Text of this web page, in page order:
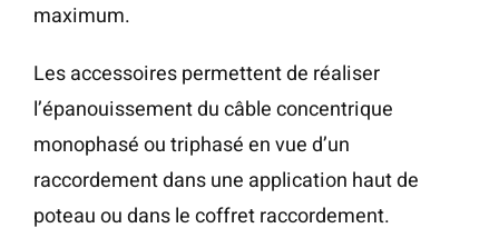
maximum.
Les accessoires permettent de réaliser
l’épanouissement du câble concentrique
monophasé ou triphasé en vue d’un
raccordement dans une application haut de
poteau ou dans le coffret raccordement.